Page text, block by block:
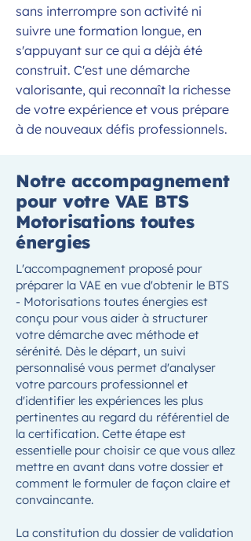
sans interrompre son activité ni
suivre une formation longue, en
s'appuyant sur ce qui a déjà été
construit. C'est une démarche
valorisante, qui reconnaît la richesse
de votre expérience et vous prépare
à de nouveaux défis professionnels.
Notre accompagnement
pour votre VAE BTS
Motorisations toutes
énergies
L'accompagnement proposé pour
préparer la VAE en vue d'obtenir le BTS
- Motorisations toutes énergies est
conçu pour vous aider à structurer
votre démarche avec méthode et
sérénité. Dès le départ, un suivi
personnalisé vous permet d'analyser
votre parcours professionnel et
d'identifier les expériences les plus
pertinentes au regard du référentiel de
la certification. Cette étape est
essentielle pour choisir ce que vous allez
mettre en avant dans votre dossier et
comment le formuler de façon claire et
convaincante.
La constitution du dossier de validation